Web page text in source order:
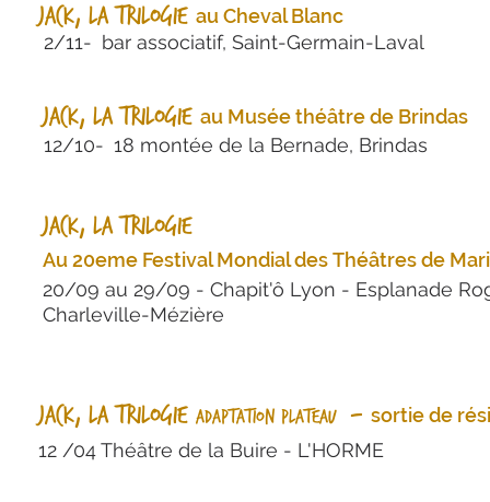
Jack, la trilogie au Cheval Blanc
2/11- bar associatif, Saint-Germain-Laval
Jack, la trilogie au Musée théâtre de Brindas
12/10- 18 montée de la Bernade, Brindas
Jack, La trilogie
Au 20eme Festival Mondial des Théâtres de
20/09 au 29/09 - Chapit'ô Lyon - Esplanade
Charleville-Mézière
jack, La trilogie adaptation Plateau - sortie de
​12 /04 Théâtre de la Buire - L'HORME